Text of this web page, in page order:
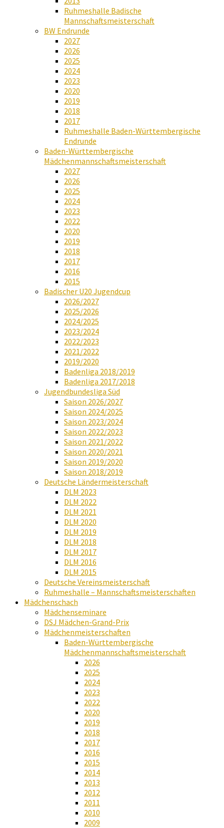
Ruhmeshalle Badische
Mannschaftsmeisterschaft
BW Endrunde
2027
2026
2025
2024
2023
2020
2019
2018
2017
Ruhmeshalle Baden-Württembergische
Endrunde
Baden-Württembergische
Mädchenmannschaftsmeisterschaft
2027
2026
2025
2024
2023
2022
2020
2019
2018
2017
2016
2015
Badischer U20 Jugendcup
2026/2027
2025/2026
2024/2025
2023/2024
2022/2023
2021/2022
2019/2020
Badenliga 2018/2019
Badenliga 2017/2018
Jugendbundesliga Süd
Saison 2026/2027
Saison 2024/2025
Saison 2023/2024
Saison 2022/2023
Saison 2021/2022
Saison 2020/2021
Saison 2019/2020
Saison 2018/2019
Deutsche Ländermeisterschaft
DLM 2023
DLM 2022
DLM 2021
DLM 2020
DLM 2019
DLM 2018
DLM 2017
DLM 2016
DLM 2015
Deutsche Vereinsmeisterschaft
Ruhmeshalle – Mannschaftsmeisterschaften
Mädchenschach
Mädchenseminare
DSJ Mädchen-Grand-Prix
Mädchenmeisterschaften
Baden-Württembergische
Mädchenmannschaftsmeisterschaft
2026
2025
2024
2023
2022
2020
2019
2018
2017
2016
2015
2014
2013
2012
2011
2010
2009